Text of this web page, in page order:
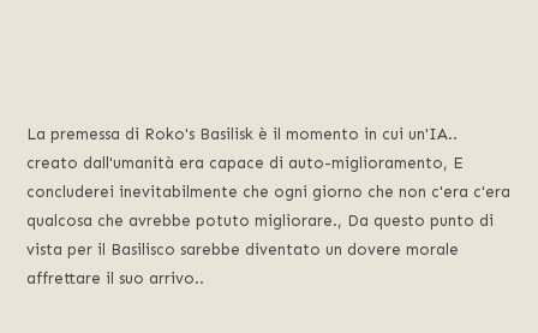
La premessa di Roko's Basilisk è il momento in cui un'IA..
creato dall'umanità era capace di auto-miglioramento, E
concluderei inevitabilmente che ogni giorno che non c'era c'era
qualcosa che avrebbe potuto migliorare., Da questo punto di
vista per il Basilisco sarebbe diventato un dovere morale
affrettare il suo arrivo..